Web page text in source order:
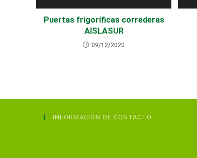
Puertas frigoríficas correderas
AISLASUR
09/12/2020
INFORMACIÓN DE CONTACTO